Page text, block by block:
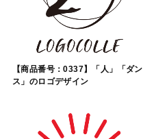
【商品番号：0337】「人」「ダン
ス」のロゴデザイン